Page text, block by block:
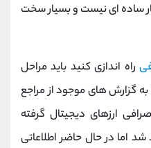
کار ساده ای نیست و بسیار سخت
راه اندازی کنید باید مراحل
به گزارش های موجود از مراجع
ارزهای دیجیتال گرفته
اما در حال حاضر اطلاعاتی